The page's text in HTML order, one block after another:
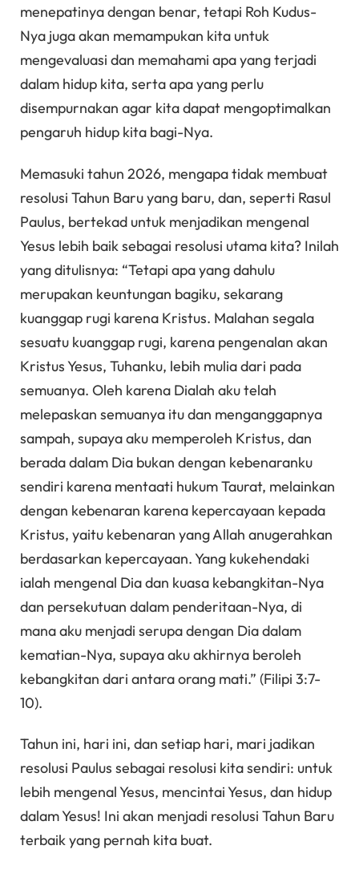
menepatinya dengan benar, tetapi Roh Kudus-
Nya juga akan memampukan kita untuk
mengevaluasi dan memahami apa yang terjadi
dalam hidup kita, serta apa yang perlu
disempurnakan agar kita dapat mengoptimalkan
pengaruh hidup kita bagi-Nya.
Memasuki tahun 2026, mengapa tidak membuat
resolusi Tahun Baru yang baru, dan, seperti Rasul
Paulus, bertekad untuk menjadikan mengenal
Yesus lebih baik sebagai resolusi utama kita? Inilah
yang ditulisnya: “Tetapi apa yang dahulu
merupakan keuntungan bagiku, sekarang
kuanggap rugi karena Kristus. Malahan segala
sesuatu kuanggap rugi, karena pengenalan akan
Kristus Yesus, Tuhanku, lebih mulia dari pada
semuanya. Oleh karena Dialah aku telah
melepaskan semuanya itu dan menganggapnya
sampah, supaya aku memperoleh Kristus, dan
berada dalam Dia bukan dengan kebenaranku
sendiri karena mentaati hukum Taurat, melainkan
dengan kebenaran karena kepercayaan kepada
Kristus, yaitu kebenaran yang Allah anugerahkan
berdasarkan kepercayaan. Yang kukehendaki
ialah mengenal Dia dan kuasa kebangkitan-Nya
dan persekutuan dalam penderitaan-Nya, di
mana aku menjadi serupa dengan Dia dalam
kematian-Nya, supaya aku akhirnya beroleh
kebangkitan dari antara orang mati.” (Filipi 3:7-
10).
Tahun ini, hari ini, dan setiap hari, mari jadikan
resolusi Paulus sebagai resolusi kita sendiri: untuk
lebih mengenal Yesus, mencintai Yesus, dan hidup
dalam Yesus! Ini akan menjadi resolusi Tahun Baru
terbaik yang pernah kita buat.